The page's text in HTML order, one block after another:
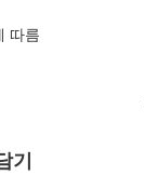
따름
기